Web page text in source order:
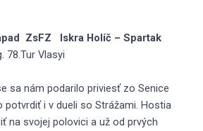
ZsFZ Iskra Holíč – Spartak
78.Tur Vlasyi
sa nám podarilo priviesť zo Senice
potvrdiť i v dueli so Strážami. Hostia
na svojej polovici a už od prvých